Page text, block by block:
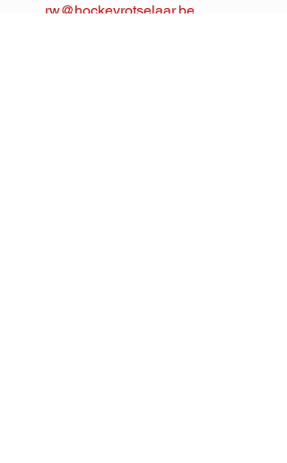
rw@hockeyrotselaar.be